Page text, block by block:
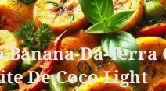
Banana-Da-Terra
De Coco Light